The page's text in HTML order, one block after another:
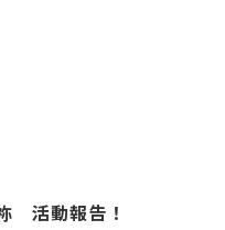
活動報告！